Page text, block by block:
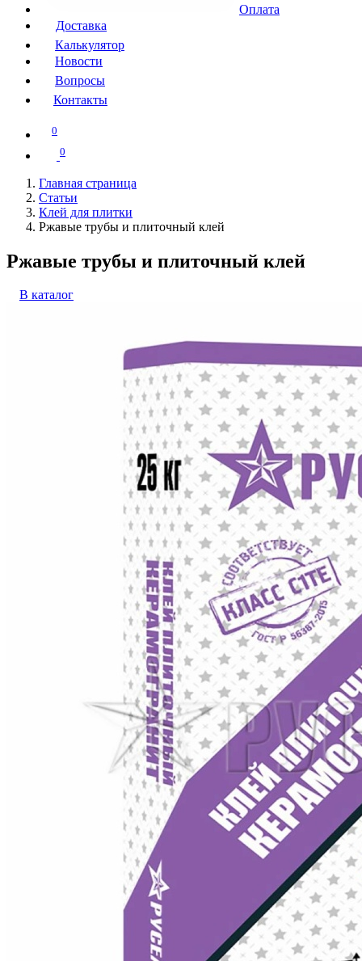
Оплата
Доставка
Калькулятор
Новости
Вопросы
Контакты
0
0
Главная страница
Статьи
Клей для плитки
Ржавые трубы и плиточный клей
Ржавые трубы и плиточный клей
В каталог